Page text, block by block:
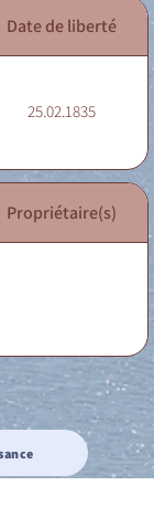
Date de liberté
25.02.1835
Propriétaire(s)